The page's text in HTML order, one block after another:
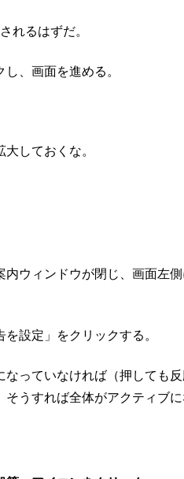
れるはずだ。
、画面を進める。
しておくな。
内ウィンドウが閉じ、画面左
設定」をクリックする。
なっていなければ（押しても
うすれば全体がアクティブに